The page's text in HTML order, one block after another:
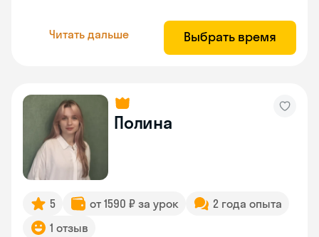
Читать дальше Выбрать время
Полина
5 от 1590 ₽ за урок
2 года опыта
1 отзыв